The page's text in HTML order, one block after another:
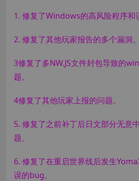
1. 修复了Windows的高风险程序和
2. 修复了其他玩家报告的多个漏洞。
3修复了多NW.JS文件封包导致的
题。
4修复了其他玩家上报的问题。
5. 修复了之前补丁后日文部分无意
题。
6. 修复了在重启世界线后发生
误的bug。